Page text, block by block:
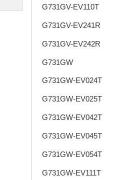
G731GV-EV110T
G731GV-EV241R
G731GV-EV242R
G731GW
G731GW-EV024T
G731GW-EV025T
G731GW-EV042T
G731GW-EV045T
G731GW-EV054T
G731GW-EV111T